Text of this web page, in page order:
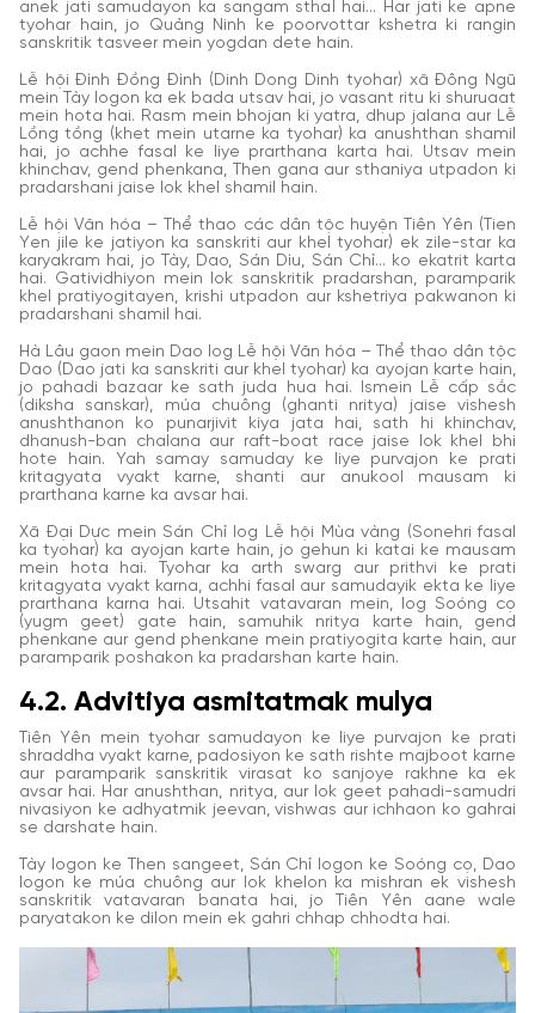
anek jati samudayon ka sangam sthal hai... Har jati ke apne
tyohar hain, jo Quảng Ninh ke poorvottar kshetra ki rangin
sanskritik tasveer mein yogdan dete hain.
Lễ hội Đình Đồng Đình (Dinh Dong Dinh tyohar) xã Đông Ngũ
mein Tày logon ka ek bada utsav hai, jo vasant ritu ki shuruaat
mein hota hai. Rasm mein bhojan ki yatra, dhup jalana aur Lễ
Lồng tồng (khet mein utarne ka tyohar) ka anushthan shamil
hai, jo achhe fasal ke liye prarthana karta hai. Utsav mein
khinchav, gend phenkana, Then gana aur sthaniya utpadon ki
pradarshani jaise lok khel shamil hain.
Lễ hội Văn hóa – Thể thao các dân tộc huyện Tiên Yên (Tien
Yen jile ke jatiyon ka sanskriti aur khel tyohar) ek zile-star ka
karyakram hai, jo Tày, Dao, Sán Dìu, Sán Chỉ... ko ekatrit karta
hai. Gatividhiyon mein lok sanskritik pradarshan, paramparik
khel pratiyogitayen, krishi utpadon aur kshetriya pakwanon ki
pradarshani shamil hai.
Hà Lâu gaon mein Dao log Lễ hội Văn hóa – Thể thao dân tộc
Dao (Dao jati ka sanskriti aur khel tyohar) ka ayojan karte hain,
jo pahadi bazaar ke sath juda hua hai. Ismein Lễ cấp sắc
(diksha sanskar), múa chuông (ghanti nritya) jaise vishesh
anushthanon ko punarjivit kiya jata hai, sath hi khinchav,
dhanush-ban chalana aur raft-boat race jaise lok khel bhi
hote hain. Yah samay samuday ke liye purvajon ke prati
kritagyata vyakt karne, shanti aur anukool mausam ki
prarthana karne ka avsar hai.
Xã Đại Dực mein Sán Chỉ log Lễ hội Mùa vàng (Sonehri fasal
ka tyohar) ka ayojan karte hain, jo gehun ki katai ke mausam
mein hota hai. Tyohar ka arth swarg aur prithvi ke prati
kritagyata vyakt karna, achhi fasal aur samudayik ekta ke liye
prarthana karna hai. Utsahit vatavaran mein, log Soóng cọ
(yugm geet) gate hain, samuhik nritya karte hain, gend
phenkane aur gend phenkane mein pratiyogita karte hain, aur
paramparik poshakon ka pradarshan karte hain.
4.2. Advitiya asmitatmak mulya
Tiên Yên mein tyohar samudayon ke liye purvajon ke prati
shraddha vyakt karne, padosiyon ke sath rishte majboot karne
aur paramparik sanskritik virasat ko sanjoye rakhne ka ek
avsar hai. Har anushthan, nritya, aur lok geet pahadi-samudri
nivasiyon ke adhyatmik jeevan, vishwas aur ichhaon ko gahrai
se darshate hain.
Tày logon ke Then sangeet, Sán Chỉ logon ke Soóng cọ, Dao
logon ke múa chuông aur lok khelon ka mishran ek vishesh
sanskritik vatavaran banata hai, jo Tiên Yên aane wale
paryatakon ke dilon mein ek gahri chhap chhodta hai.